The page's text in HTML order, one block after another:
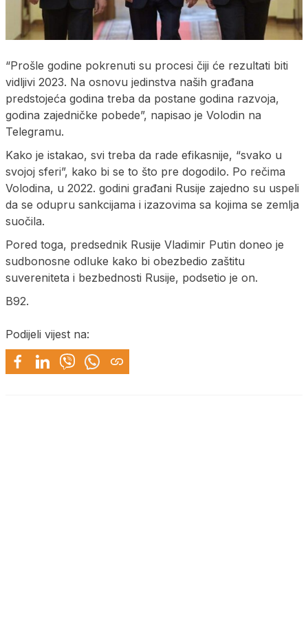
“Prošle godine pokrenuti su procesi čiji će rezultati biti
vidljivi 2023. Na osnovu jedinstva naših građana
predstojeća godina treba da postane godina razvoja,
godina zajedničke pobede”, napisao je Volodin na
Telegramu.
Kako je istakao, svi treba da rade efikasnije, “svako u
svojoj sferi”, kako bi se to što pre dogodilo. Po rečima
Volodina, u 2022. godini građani Rusije zajedno su uspeli
da se odupru sankcijama i izazovima sa kojima se zemlja
suočila.
Pored toga, predsednik Rusije Vladimir Putin doneo je
sudbonosne odluke kako bi obezbedio zaštitu
suvereniteta i bezbednosti Rusije, podsetio je on.
B92.
Podijeli vijest na: